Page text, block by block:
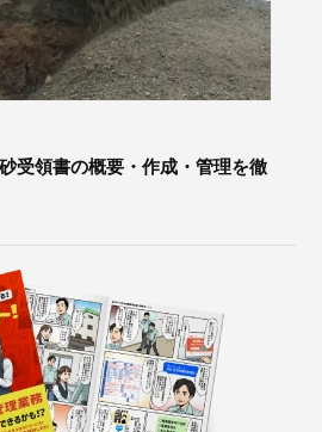
受領書の概要・作成・管理を徹